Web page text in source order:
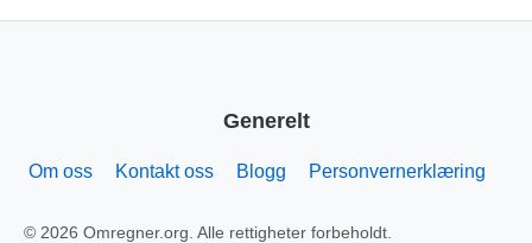
Generelt
Om oss Kontakt oss Blogg Personvernerklæring
© 2026 Omregner.org. Alle rettigheter forbeholdt.